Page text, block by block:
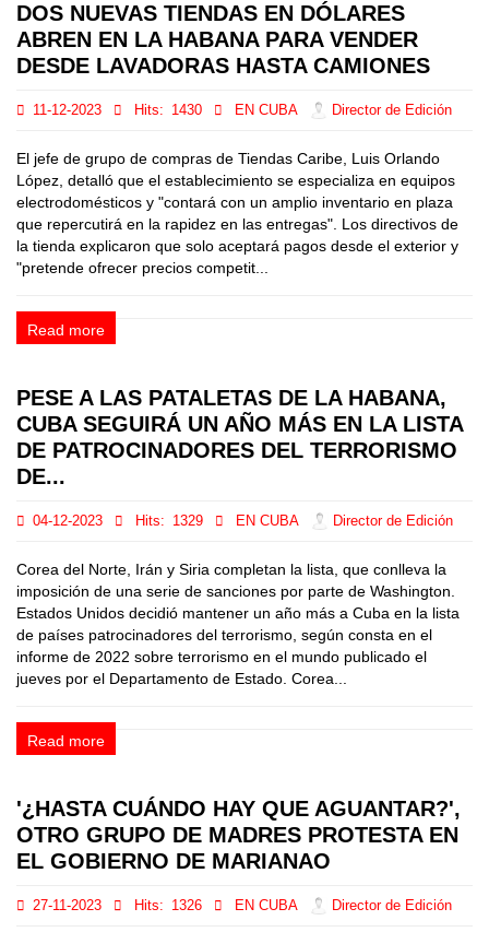
DOS NUEVAS TIENDAS EN DÓLARES
ABREN EN LA HABANA PARA VENDER
DESDE LAVADORAS HASTA CAMIONES
11-12-2023 Hits: 1430 EN CUBA Director de Edición
El jefe de grupo de compras de Tiendas Caribe, Luis Orlando
López, detalló que el establecimiento se especializa en equipos
electrodomésticos y "contará con un amplio inventario en plaza
que repercutirá en la rapidez en las entregas". Los directivos de
la tienda explicaron que solo aceptará pagos desde el exterior y
"pretende ofrecer precios competit...
Read more
PESE A LAS PATALETAS DE LA HABANA,
CUBA SEGUIRÁ UN AÑO MÁS EN LA LISTA
DE PATROCINADORES DEL TERRORISMO
DE...
04-12-2023 Hits: 1329 EN CUBA Director de Edición
Corea del Norte, Irán y Siria completan la lista, que conlleva la
imposición de una serie de sanciones por parte de Washington.
Estados Unidos decidió mantener un año más a Cuba en la lista
de países patrocinadores del terrorismo, según consta en el
informe de 2022 sobre terrorismo en el mundo publicado el
jueves por el Departamento de Estado. Corea...
Read more
'¿HASTA CUÁNDO HAY QUE AGUANTAR?',
OTRO GRUPO DE MADRES PROTESTA EN
EL GOBIERNO DE MARIANAO
27-11-2023 Hits: 1326 EN CUBA Director de Edición